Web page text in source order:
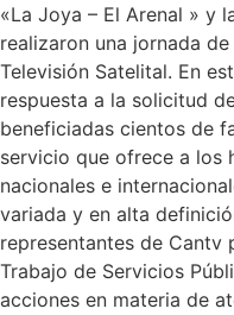
«La Joya – El Arenal » y
realizaron una jornada
Televisión Satelital. En
respuesta a la solicitud
beneficiadas cientos de
servicio que ofrece a los
nacionales e
variada y en alta
representantes de Cantv
Trabajo de Servicios
acciones en materia de